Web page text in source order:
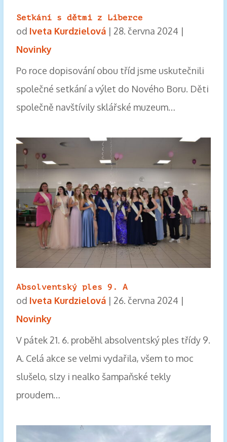
Setkání s dětmi z Liberce
od Iveta Kurdzielová| 28. června 2024 |
Novinky
Po roce dopisování obou tříd jsme uskutečnili
společné setkání a výlet do Nového Boru. Děti
společně navštívily sklářské muzeum…
Absolventský ples 9. A
od Iveta Kurdzielová| 26. června 2024 |
Novinky
V pátek 21. 6. proběhl absolventský ples třídy 9.
A. Celá akce se velmi vydařila, všem to moc
slušelo, slzy i nealko šampaňské tekly
proudem…